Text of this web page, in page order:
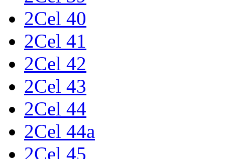
2Cel 40
2Cel 41
2Cel 42
2Cel 43
2Cel 44
2Cel 44a
2Cel 45